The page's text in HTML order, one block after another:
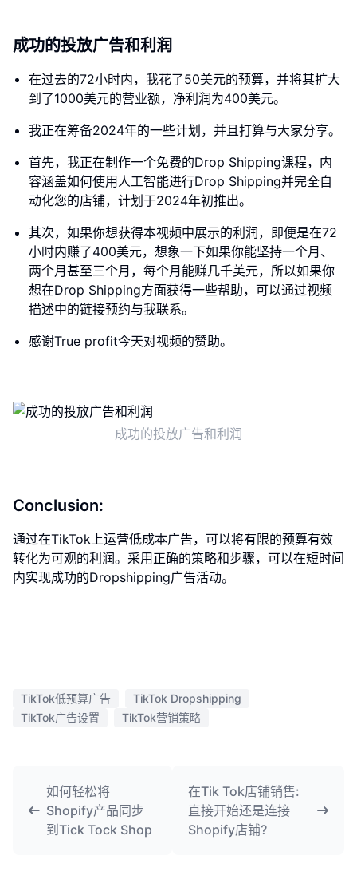
成功的投放广告和利润
在过去的72小时内，我花了50美元的预算，并将其扩大
到了1000美元的营业额，净利润为400美元。
我正在筹备2024年的一些计划，并且打算与大家分享。
首先，我正在制作一个免费的Drop Shipping课程，内
容涵盖如何使用人工智能进行Drop Shipping并完全自
动化您的店铺，计划于2024年初推出。
其次，如果你想获得本视频中展示的利润，即便是在72
小时内赚了400美元，想象一下如果你能坚持一个月、
两个月甚至三个月，每个月能赚几千美元，所以如果你
想在Drop Shipping方面获得一些帮助，可以通过视频
描述中的链接预约与我联系。
感谢True profit今天对视频的赞助。
成功的投放广告和利润
Conclusion:
通过在TikTok上运营低成本广告，可以将有限的预算有效
转化为可观的利润。采用正确的策略和步骤，可以在短时间
内实现成功的Dropshipping广告活动。
TikTok低预算广告
TikTok Dropshipping
TikTok广告设置
TikTok营销策略
如何轻松将
Shopify产品同步
到Tick Tock Shop
在Tik Tok店铺销售:
直接开始还是连接
Shopify店铺?